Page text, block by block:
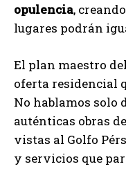
opulencia,
lugares podrán
El plan maestro
oferta residencial
No hablamos solo
auténticas obras
vistas al Golfo
y servicios que